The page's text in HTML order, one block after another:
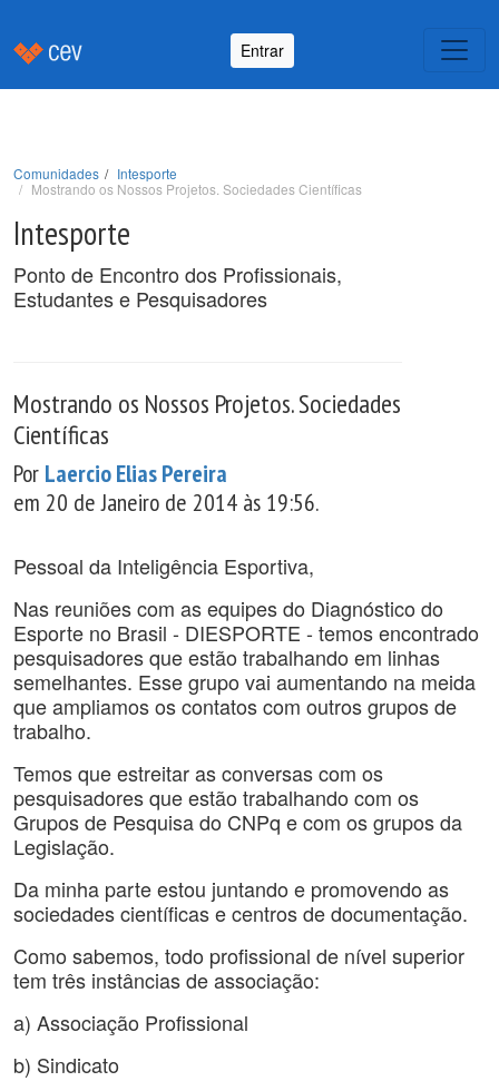
Entrar
Comunidades
Intesporte
Mostrando os Nossos Projetos. Sociedades Científicas
Intesporte
Ponto de Encontro dos Profissionais,
Estudantes e Pesquisadores
Mostrando os Nossos Projetos. Sociedades
Científicas
Por Laercio Elias Pereira
em 20 de Janeiro de 2014 às 19:56.
Pessoal da Inteligência Esportiva,
Nas reuniões com as equipes do Diagnóstico do
Esporte no Brasil - DIESPORTE - temos encontrado
pesquisadores que estão trabalhando em linhas
semelhantes. Esse grupo vai aumentando na meida
que ampliamos os contatos com outros grupos de
trabalho.
Temos que estreitar as conversas com os
pesquisadores que estão trabalhando com os
Grupos de Pesquisa do CNPq e com os grupos da
Legislação.
Da minha parte estou juntando e promovendo as
sociedades científicas e centros de documentação.
Como sabemos, todo profissional de nível superior
tem três instâncias de associação:
a) Associação Profissional
b) Sindicato